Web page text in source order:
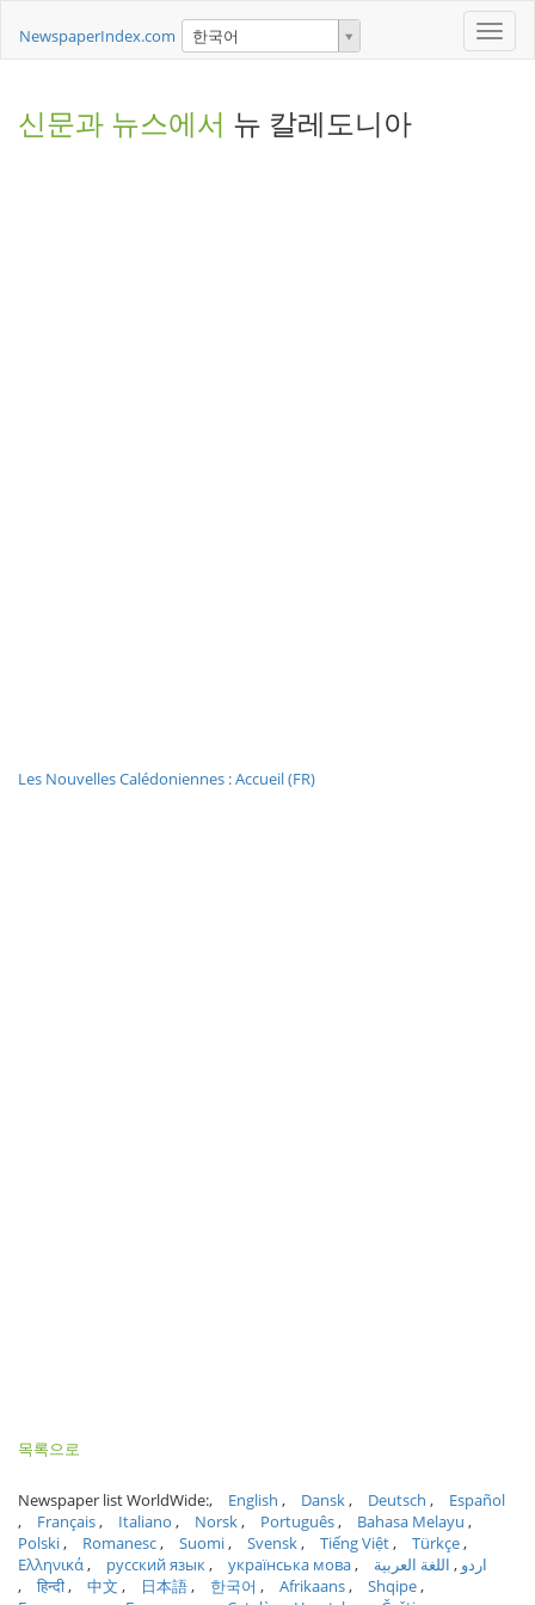
Toggle
NewspaperIndex.com 한국어
신문과 뉴스에서 뉴 칼레도니아
Les Nouvelles Calédoniennes : Accueil (FR)
목록으로
Newspaper list WorldWide: English Dansk Deutsch
Español
Français
Italiano Norsk Português
Bahasa Melayu
Polski
Romanesc Suomi Svensk Tiếng Việt
Türkçe
Ελληνικά
русский язык українська мова اردو
اللغة العربية
हिन्दी
中文 日本語 한국어 Afrikaans
Shqipe